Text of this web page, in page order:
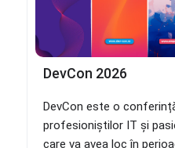
DevCon 2026
DevCon este o
profesioniștilor IT și
care va avea loc în